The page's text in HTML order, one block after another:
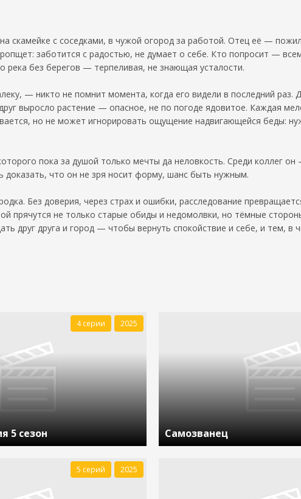
скамейке с соседками, в чужой огород за работой. Отец её —
заботится с радостью, не думает о себе. Кто попросит —
река без берегов — терпеливая, не знающая усталости.
— никто не помнит момента, когда его видели в последний раз.
выросло растение — опасное, не по погоде ядовитое. Каждая
но не может игнорировать ощущение надвигающейся беды:
пока за душой только мечты да неловкость. Среди коллег
что он не зря носит форму, шанс быть нужным.
Без доверия, через страх и ошибки, расследование
прячутся не только старые обиды и недомолвки, но тёмные
друг друга и город — чтобы вернуть спокойствие и себе, и тем, в
5 сезон
4 серии 2025
Самозванец
5 серий 2025